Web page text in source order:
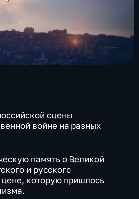
сцены
войне на разных
память о Великой
и русского
которую пришлось